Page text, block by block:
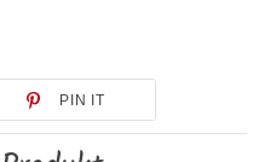
PIN IT